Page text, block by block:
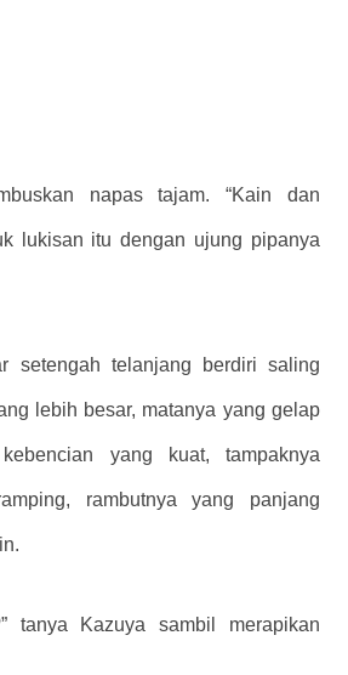
napas tajam. “Kain dan
lukisan itu dengan ujung pipanya
setengah telanjang berdiri saling
lebih besar, matanya yang gelap
yang kuat, tampaknya
rambutnya yang panjang
tanya Kazuya sambil merapikan